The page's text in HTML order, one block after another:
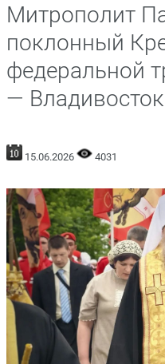
Митрополит
поклонный
федеральной
— Владивосток
15.06.2026 4031